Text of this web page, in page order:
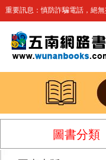
重要訊息：慎防詐騙電話，絕
圖書分類